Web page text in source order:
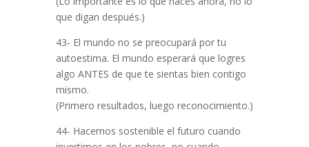
que digan después.)
43- El mundo no se preocupará por tu
autoestima. El mundo esperará que logres
algo ANTES de que te sientas bien contigo
mismo.
(Primero resultados, luego reconocimiento.)
44- Hacemos sostenible el futuro cuando